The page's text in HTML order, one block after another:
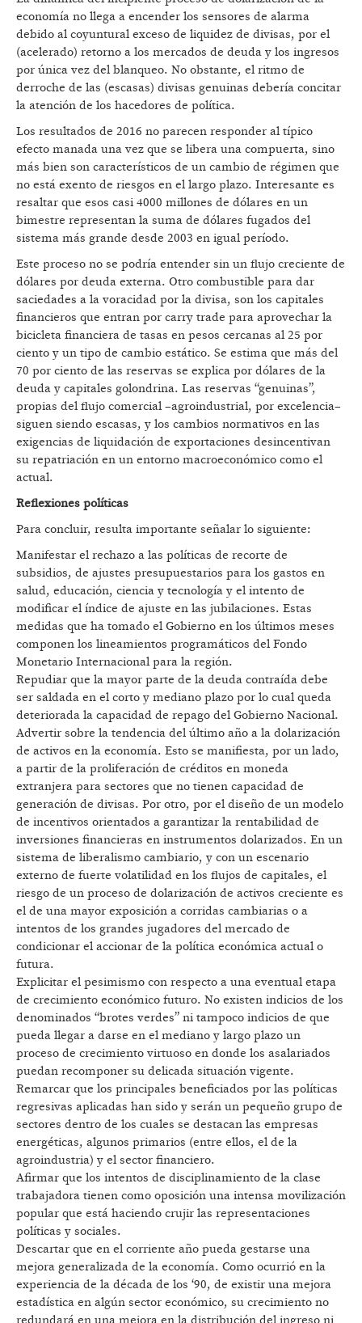
economía no llega a encender los sensores de alarma
debido al coyuntural exceso de liquidez de divisas, por el
(acelerado) retorno a los mercados de deuda y los ingresos
por única vez del blanqueo. No obstante, el ritmo de
derroche de las (escasas) divisas genuinas debería concitar
la atención de los hacedores de política.
Los resultados de 2016 no parecen responder al típico
efecto manada una vez que se libera una compuerta, sino
más bien son característicos de un cambio de régimen que
no está exento de riesgos en el largo plazo. Interesante es
resaltar que esos casi 4000 millones de dólares en un
bimestre representan la suma de dólares fugados del
sistema más grande desde 2003 en igual período.
Este proceso no se podría entender sin un flujo creciente de
dólares por deuda externa. Otro combustible para dar
saciedades a la voracidad por la divisa, son los capitales
financieros que entran por carry trade para aprovechar la
bicicleta financiera de tasas en pesos cercanas al 25 por
ciento y un tipo de cambio estático. Se estima que más del
70 por ciento de las reservas se explica por dólares de la
deuda y capitales golondrina. Las reservas “genuinas”,
propias del flujo comercial –agroindustrial, por excelencia–
siguen siendo escasas, y los cambios normativos en las
exigencias de liquidación de exportaciones desincentivan
su repatriación en un entorno macroeconómico como el
actual.
Reflexiones políticas
Para concluir, resulta importante señalar lo siguiente:
Manifestar el rechazo a las políticas de recorte de
subsidios, de ajustes presupuestarios para los gastos en
salud, educación, ciencia y tecnología y el intento de
modificar el índice de ajuste en las jubilaciones. Estas
medidas que ha tomado el Gobierno en los últimos meses
componen los lineamientos programáticos del Fondo
Monetario Internacional para la región.
Repudiar que la mayor parte de la deuda contraída debe
ser saldada en el corto y mediano plazo por lo cual queda
deteriorada la capacidad de repago del Gobierno Nacional.
Advertir sobre la tendencia del último año a la dolarización
de activos en la economía. Esto se manifiesta, por un lado,
a partir de la proliferación de créditos en moneda
extranjera para sectores que no tienen capacidad de
generación de divisas. Por otro, por el diseño de un modelo
de incentivos orientados a garantizar la rentabilidad de
inversiones financieras en instrumentos dolarizados. En un
sistema de liberalismo cambiario, y con un escenario
externo de fuerte volatilidad en los flujos de capitales, el
riesgo de un proceso de dolarización de activos creciente es
el de una mayor exposición a corridas cambiarias o a
intentos de los grandes jugadores del mercado de
condicionar el accionar de la política económica actual o
futura.
Explicitar el pesimismo con respecto a una eventual etapa
de crecimiento económico futuro. No existen indicios de los
denominados “brotes verdes” ni tampoco indicios de que
pueda llegar a darse en el mediano y largo plazo un
proceso de crecimiento virtuoso en donde los asalariados
puedan recomponer su delicada situación vigente.
Remarcar que los principales beneficiados por las políticas
regresivas aplicadas han sido y serán un pequeño grupo de
sectores dentro de los cuales se destacan las empresas
energéticas, algunos primarios (entre ellos, el de la
agroindustria) y el sector financiero.
Afirmar que los intentos de disciplinamiento de la clase
trabajadora tienen como oposición una intensa movilización
popular que está haciendo crujir las representaciones
políticas y sociales.
Descartar que en el corriente año pueda gestarse una
mejora generalizada de la economía. Como ocurrió en la
experiencia de la década de los ‘90, de existir una mejora
estadística en algún sector económico, su crecimiento no